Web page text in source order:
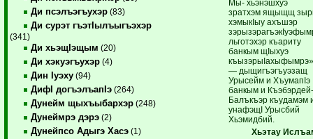
Ди псэлъэгъухэр (83)
Ди сурэт гъэтIылъыгъэхэр
(341)
Ди хьэщIэщым (20)
Ди хэкуэгъухэр (4)
Дин Iуэху (94)
ДифI догъэлъапIэ (264)
Дунейм щыхъыбархэр (248)
Дунеймрэ дэрэ (2)
Дунейпсо Адыгэ Хасэ (1)
Мы- хьэнэшхуэ
зратхэм ящыщщ
хэмыкIыу ахъшэр
льготэхэр къариту
банкым щIыхуэ
— дыщигъэгъуэзащ
Урысейм и ХъумапIэ
банкым и
Балъкъэр къудамэм
унафэщI Урысбий
Хьэмидбий.
Хьэтау